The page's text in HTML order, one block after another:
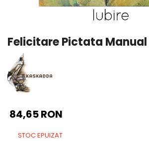
Seturi Perle cu Argint
Pandantive cu Perle
Felicitare Pictata
84,65 RON
STOC EPUIZAT